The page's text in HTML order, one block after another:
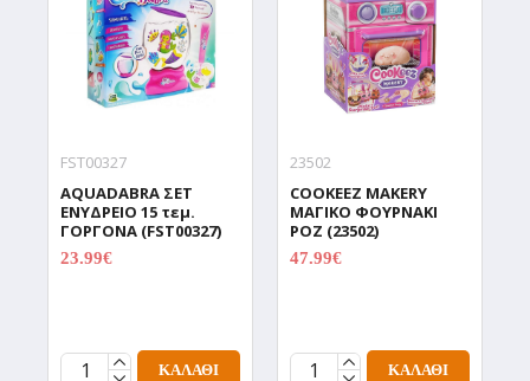
FST00327
AQUADABRA ΣΕΤ
ΕΝΥΔΡΕΙΟ 15 τεμ.
ΓΟΡΓΟΝΑ (FST00327)
23.99€
ΚΑΛΆΘΙ
23502
COOKEEZ MAKERY
ΜΑΓΙΚΟ ΦΟΥΡΝΑΚΙ
ΡΟΖ (23502)
47.99€
ΚΑΛΆΘΙ